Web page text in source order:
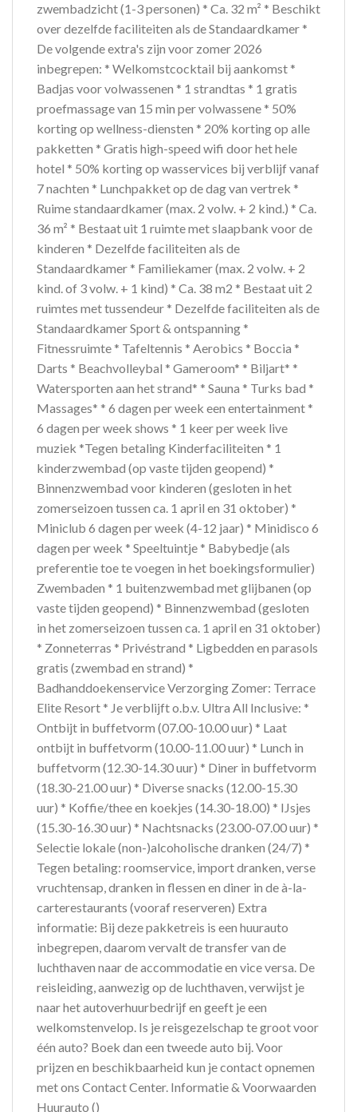
zwembadzicht (1-3 personen) * Ca. 32 m² * Beschikt
over dezelfde faciliteiten als de Standaardkamer *
De volgende extra's zijn voor zomer 2026
inbegrepen: * Welkomstcocktail bij aankomst *
Badjas voor volwassenen * 1 strandtas * 1 gratis
proefmassage van 15 min per volwassene * 50%
korting op wellness-diensten * 20% korting op alle
pakketten * Gratis high-speed wifi door het hele
hotel * 50% korting op wasservices bij verblijf vanaf
7 nachten * Lunchpakket op de dag van vertrek *
Ruime standaardkamer (max. 2 volw. + 2 kind.) * Ca.
36 m² * Bestaat uit 1 ruimte met slaapbank voor de
kinderen * Dezelfde faciliteiten als de
Standaardkamer * Familiekamer (max. 2 volw. + 2
kind. of 3 volw. + 1 kind) * Ca. 38 m2 * Bestaat uit 2
ruimtes met tussendeur * Dezelfde faciliteiten als de
Standaardkamer Sport & ontspanning *
Fitnessruimte * Tafeltennis * Aerobics * Boccia *
Darts * Beachvolleybal * Gameroom* * Biljart* *
Watersporten aan het strand* * Sauna * Turks bad *
Massages* * 6 dagen per week een entertainment *
6 dagen per week shows * 1 keer per week live
muziek *Tegen betaling Kinderfaciliteiten * 1
kinderzwembad (op vaste tijden geopend) *
Binnenzwembad voor kinderen (gesloten in het
zomerseizoen tussen ca. 1 april en 31 oktober) *
Miniclub 6 dagen per week (4-12 jaar) * Minidisco 6
dagen per week * Speeltuintje * Babybedje (als
preferentie toe te voegen in het boekingsformulier)
Zwembaden * 1 buitenzwembad met glijbanen (op
vaste tijden geopend) * Binnenzwembad (gesloten
in het zomerseizoen tussen ca. 1 april en 31 oktober)
* Zonneterras * Privéstrand * Ligbedden en parasols
gratis (zwembad en strand) *
Badhanddoekenservice Verzorging Zomer: Terrace
Elite Resort * Je verblijft o.b.v. Ultra All Inclusive: *
Ontbijt in buffetvorm (07.00-10.00 uur) * Laat
ontbijt in buffetvorm (10.00-11.00 uur) * Lunch in
buffetvorm (12.30-14.30 uur) * Diner in buffetvorm
(18.30-21.00 uur) * Diverse snacks (12.00-15.30
uur) * Koffie/thee en koekjes (14.30-18.00) * IJsjes
(15.30-16.30 uur) * Nachtsnacks (23.00-07.00 uur) *
Selectie lokale (non-)alcoholische dranken (24/7) *
Tegen betaling: roomservice, import dranken, verse
vruchtensap, dranken in flessen en diner in de à-la-
carterestaurants (vooraf reserveren) Extra
informatie: Bij deze pakketreis is een huurauto
inbegrepen, daarom vervalt de transfer van de
luchthaven naar de accommodatie en vice versa. De
reisleiding, aanwezig op de luchthaven, verwijst je
naar het autoverhuurbedrijf en geeft je een
welkomstenvelop. Is je reisgezelschap te groot voor
één auto? Boek dan een tweede auto bij. Voor
prijzen en beschikbaarheid kun je contact opnemen
met ons Contact Center. Informatie & Voorwaarden
Huurauto ()